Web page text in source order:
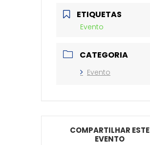
ETIQUETAS
Evento
CATEGORIA
Evento
COMPARTILHAR ESTE
EVENTO